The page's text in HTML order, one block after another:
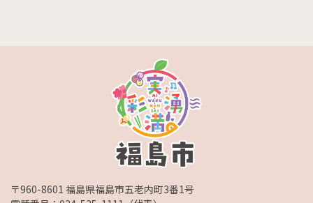
〒960-8601 福島県福島市五老内町3番1号